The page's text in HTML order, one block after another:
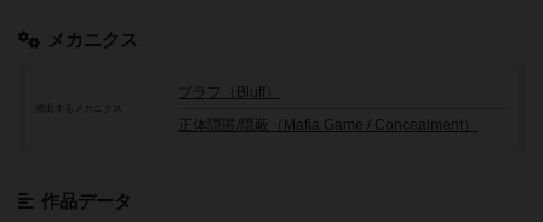
メカニクス
頻出するメカニクス
ブラフ（Bluff）
正体隠匿/隠蔽（Mafia Game / Concealment）
作品データ